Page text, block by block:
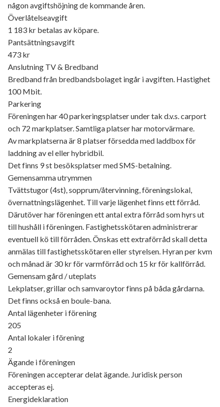
någon avgiftshöjning de kommande åren.
Överlåtelseavgift
1 183 kr betalas av köpare.
Pantsättningsavgift
473 kr
Anslutning TV & Bredband
Bredband från bredbandsbolaget ingår i avgiften. Hastighet
100 Mbit.
Parkering
Föreningen har 40 parkeringsplatser under tak d.v.s. carport
och 72 markplatser. Samtliga platser har motorvärmare.
Av markplatserna är 8 platser försedda med laddbox för
laddning av el eller hybridbil.
Det finns 9 st besöksplatser med SMS-betalning.
Gemensamma utrymmen
Tvättstugor (4st), sopprum/återvinning, föreningslokal,
övernattningslägenhet. Till varje lägenhet finns ett förråd.
Därutöver har föreningen ett antal extra förråd som hyrs ut
till hushåll i föreningen. Fastighetsskötaren administrerar
eventuell kö till förråden. Önskas ett extraförråd skall detta
anmälas till fastighetsskötaren eller styrelsen. Hyran per kvm
och månad är 30 kr för varmförråd och 15 kr för kallförråd.
Gemensam gård / uteplats
Lekplatser, grillar och samvaroytor finns på båda gårdarna.
Det finns också en boule-bana.
Antal lägenheter i förening
205
Antal lokaler i förening
2
Ägande i föreningen
Föreningen accepterar delat ägande. Juridisk person
accepteras ej.
Energideklaration